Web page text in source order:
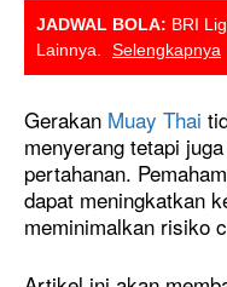
JADWAL BOLA: BRI
Lainnya.
Selengkapnya
Gerakan Muay Thai
menyerang tetapi
pertahanan.
dapat meningkatkan
meminimalkan risiko